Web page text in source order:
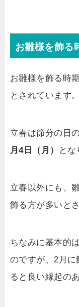
お雛様を飾る
お雛様を飾る時
とされています。
立春は節分の日
月4日（月）
とな
立春以外にも、
飾る方が多いと
ちなみに基本的
のですが、2月
ると良い縁起の